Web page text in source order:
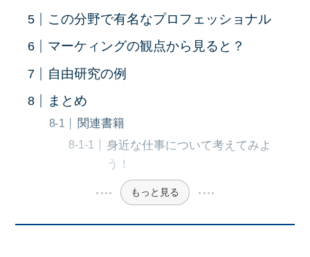
この分野で有名なプロフェッショナル
マーケィングの観点から見ると？
自由研究の例
まとめ
関連書籍
身近な仕事について考えてみよ
う！
もっと見る